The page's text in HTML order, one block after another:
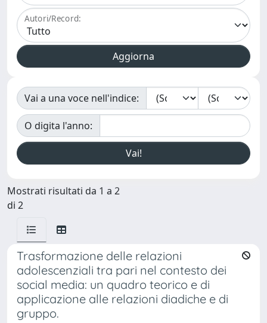
Autori/Record:
Vai a una voce nell'indice:
O digita l'anno:
Mostrati risultati da 1 a 2
di 2
Trasformazione delle relazioni
adolescenziali tra pari nel contesto dei
social media: un quadro teorico e di
applicazione alle relazioni diadiche e di
gruppo.